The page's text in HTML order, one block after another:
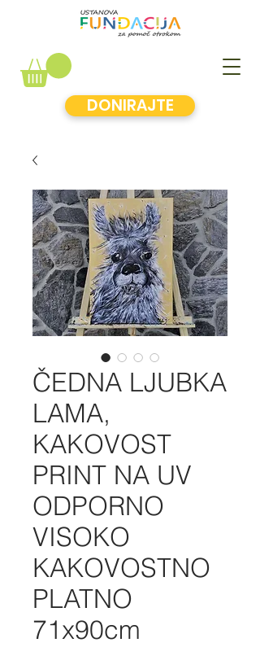
DONIRAJTE
ČEDNA LJUBKA
LAMA,
KAKOVOST
PRINT NA UV
ODPORNO
VISOKO
KAKOVOSTNO
PLATNO
71x90cm